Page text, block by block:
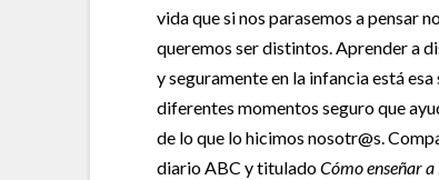
vida que si nos parasemos a pensar
queremos ser distintos. Aprender a
y seguramente en la infancia está
diferentes momentos seguro que
de lo que lo hicimos nosotr@s.
diario ABC y tituladoCómo enseñar